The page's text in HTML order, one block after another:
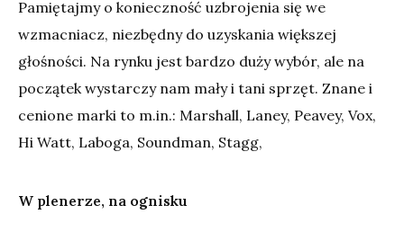
Pamiętajmy o konieczność uzbrojenia się we
wzmacniacz, niezbędny do uzyskania większej
głośności. Na rynku jest bardzo duży wybór, ale na
początek wystarczy nam mały i tani sprzęt. Znane i
cenione marki to m.in.: Marshall, Laney, Peavey, Vox,
Hi Watt, Laboga, Soundman, Stagg,
W plenerze, na ognisku